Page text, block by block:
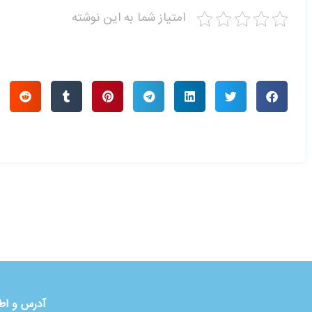
امتیاز شما به این نوشته
آدرس و